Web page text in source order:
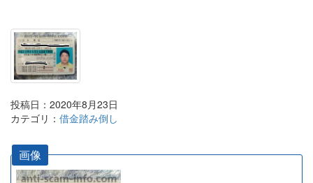
投稿日：2020年8月23日
カテゴリ： 借金踏み倒し
画像